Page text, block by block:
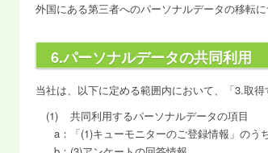
外国にある第三者へのパーソナルデータの移転
6.パーソナルデータの共同利用
当社は、以下に定める範囲内において、「3.取
共同利用するパーソナルデータの項目
「(1)キューモニターのご登録情報」の